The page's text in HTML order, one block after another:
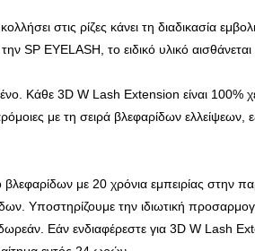
στις ρίζες κάνει τη διαδικασία
SP EYELASH, το ειδικό υλικό
Κάθε 3D W Lash Extension είναι 100%
με τη σειρά βλεφαρίδων
βλεφαρίδων με 20 χρόνια εμπειρίας στην
Υποστηρίζουμε την ιδιωτική
Εάν ενδιαφέρεστε για 3D W Lash